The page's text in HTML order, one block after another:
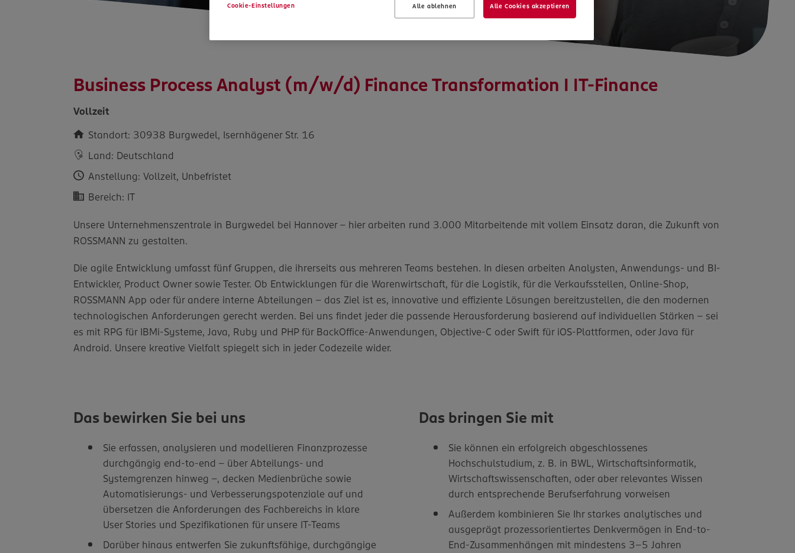
Business Process Analyst (m/w/d) Finance Transformation I IT-Finance
Vollzeit
Standort: 30938 Burgwedel, Isernhägener Str. 16
Land: Deutschland
Anstellung: Vollzeit, Unbefristet
Bereich: IT
Unsere Unternehmenszentrale in Burgwedel bei Hannover – hier arbeiten rund 3.000 Mitarbeitende mit vollem Einsatz daran, die Zukunft von
ROSSMANN zu gestalten.
Die agile Entwicklung umfasst fünf Gruppen, die ihrerseits aus mehreren Teams bestehen. In diesen arbeiten Analysten, Anwendungs- und BI-
Entwickler, Product Owner sowie Tester. Ob Entwicklungen für die Warenwirtschaft, für die Logistik, für die Verkaufsstellen, Online-Shop,
ROSSMANN App oder für andere interne Abteilungen – das Ziel ist es, innovative und effiziente Lösungen bereitzustellen, die den modernen
technologischen Anforderungen gerecht werden. Bei uns findet jeder die passende Herausforderung basierend auf individuellen Stärken - sei
es mit RPG für IBMi-Systeme, Java, Ruby und PHP für BackOffice-Anwendungen, Objective-C oder Swift für iOS-Plattformen, oder Java für
Android. Unsere kreative Vielfalt spiegelt sich in jeder Codezeile wider.
Das bewirken Sie bei uns
Sie erfassen, analysieren und modellieren Finanzprozesse
durchgängig end-to-end – über Abteilungs- und
Systemgrenzen hinweg –, decken Medienbrüche sowie
Automatisierungs- und Verbesserungspotenziale auf und
übersetzen die Anforderungen des Fachbereichs in klare
User Stories und Spezifikationen für unsere IT-Teams
Darüber hinaus entwerfen Sie zukunftsfähige, durchgängige
Das bringen Sie mit
Sie können ein erfolgreich abgeschlossenes
Hochschulstudium, z. B. in BWL, Wirtschaftsinformatik,
Wirtschaftswissenschaften, oder aber relevantes Wissen
durch entsprechende Berufserfahrung vorweisen
Außerdem kombinieren Sie Ihr starkes analytisches und
ausgeprägt prozessorientiertes Denkvermögen in End-to-
End-Zusammenhängen mit mindestens 3–5 Jahren
Alle ablehnen Alle Cookies akzeptieren
Cookie-Einstellungen